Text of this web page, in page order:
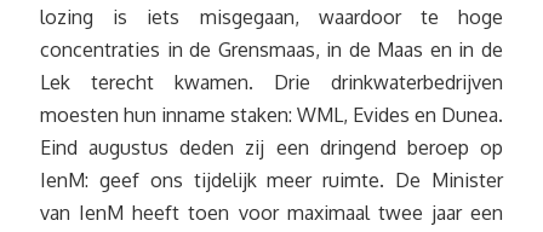
lozing is iets misgegaan, waardoor te hoge
concentraties in de Grensmaas, in de Maas en in de
Lek terecht kwamen. Drie drinkwaterbedrijven
moesten hun inname staken: WML, Evides en Dunea.
Eind augustus deden zij een dringend beroep op
IenM: geef ons tijdelijk meer ruimte. De Minister
van IenM heeft toen voor maximaal twee jaar een